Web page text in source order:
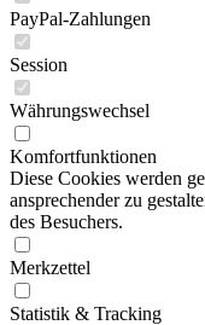
PayPal-Zahlungen
Session
Währungswechsel
Komfortfunktionen
Diese Cookies werden
ansprechender zu
des Besuchers.
Merkzettel
Statistik & Tracking